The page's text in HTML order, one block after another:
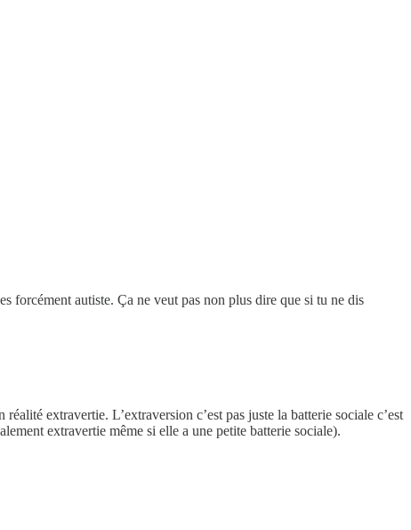
forcément autiste. Ça ne veut pas non plus dire que si tu ne dis
extravertie. L’extraversion c’est pas juste la batterie sociale c’est
extravertie même si elle a une petite batterie sociale).